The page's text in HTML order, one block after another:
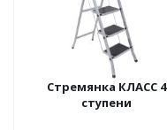
Стремянка КЛАСС 4
ступени